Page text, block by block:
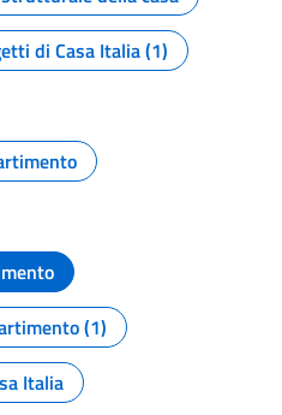
di Casa Italia (1)
(1)
Italia